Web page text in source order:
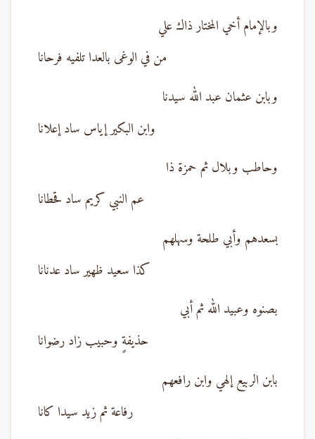
وبالإمام أخي المختار ذاك علي
من في الوغى بالعدا تلفيه فرحانا
وبابن عثمان عبد الله سيدنا
وابن البكير إياس ساد إعلانا
وحاطب وبلال ثم حمزة ذا
عم النبي كريم ساد قحطانا
بسعدهم وأبي طلحة وسهلهم
كذا سعيد ظهير ساد عدنانا
بصنوه وعبيد الله ثم أبي
حذيفةٍ وحبيب زاد رضوانا
بابن الربيع إلهي وابن رافعهم
رفاعة ثم زيد سيدا كانا